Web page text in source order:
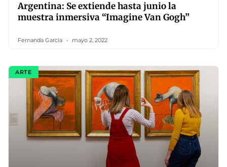
Argentina: Se extiende hasta junio la
muestra inmersiva “Imagine Van Gogh”
Fernanda García mayo 2, 2022
ARTE